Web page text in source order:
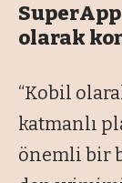
olarak
“Kobil
katmanlı
önemli bir